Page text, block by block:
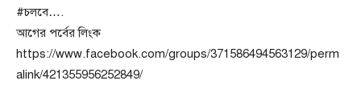
#চলবে….
আগের পর্বের লিংক
https://www.facebook.com/groups/371586494563129/perm
alink/421355956252849/